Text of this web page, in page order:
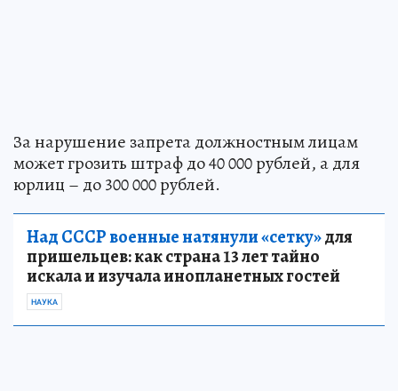
За нарушение запрета должностным лицам
может грозить штраф до 40 000 рублей, а для
юрлиц – до 300 000 рублей.
Над СССР военные натянули «сетку»для
пришельцев: как страна 13 лет тайно
искала и изучала инопланетных гостей
НАУКА